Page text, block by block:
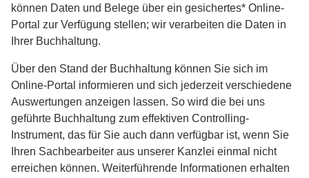
können Daten und Belege über ein gesichertes* Online-
Portal zur Verfügung stellen; wir verarbeiten die Daten in
Ihrer Buchhaltung.
Über den Stand der Buchhaltung können Sie sich im
Online-Portal informieren und sich jederzeit verschiedene
Auswertungen anzeigen lassen. So wird die bei uns
geführte Buchhaltung zum effektiven Controlling-
Instrument, das für Sie auch dann verfügbar ist, wenn Sie
Ihren Sachbearbeiter aus unserer Kanzlei einmal nicht
erreichen können. Weiterführende Informationen erhalten